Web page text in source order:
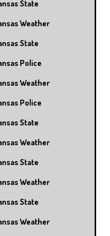
State
Weather
State
Police
Weather
Police
State
Weather
State
Weather
State
Weather